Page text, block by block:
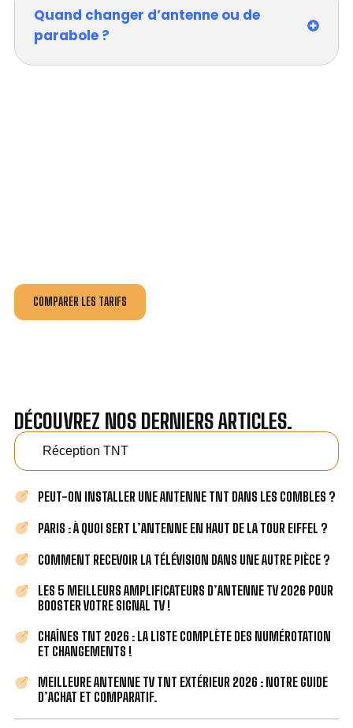
Quand changer d’antenne ou de
parabole ?
COMPARER LES TARIFS
DÉCOUVREZ NOS DERNIERS ARTICLES.
Réception TNT
PEUT-ON INSTALLER UNE ANTENNE TNT DANS LES COMBLES ?
PARIS : À QUOI SERT L’ANTENNE EN HAUT DE LA TOUR EIFFEL ?
COMMENT RECEVOIR LA TÉLÉVISION DANS UNE AUTRE PIÈCE ?
LES 5 MEILLEURS AMPLIFICATEURS D’ANTENNE TV 2026 POUR
BOOSTER VOTRE SIGNAL TV !
CHAÎNES TNT 2026 : LA LISTE COMPLÈTE DES NUMÉROTATION
ET CHANGEMENTS !
MEILLEURE ANTENNE TV TNT EXTÉRIEUR 2026 : NOTRE GUIDE
D’ACHAT ET COMPARATIF.